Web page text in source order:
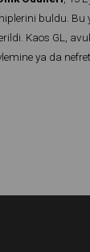
buldu. Bu
Kaos GL,
ya da